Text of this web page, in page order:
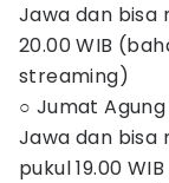
Jawa dan bisa
20.00 WIB
streaming)
○ Jumat
Jawa dan bisa
pukul 19.00